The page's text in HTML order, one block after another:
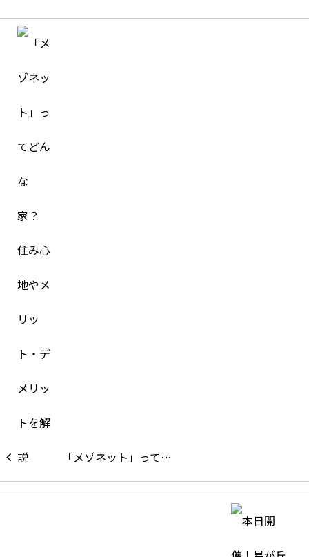
「メゾネット」って…